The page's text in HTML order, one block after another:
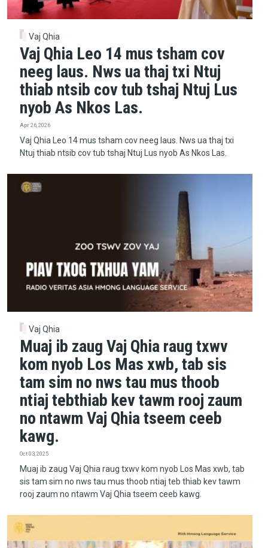
Vaj Qhia
Vaj Qhia Leo 14 mus tsham cov
neeg laus. Nws ua thaj txi Ntuj
thiab ntsib cov tub tshaj Ntuj Lus
nyob As Nkos Las.
Apr 26, 2026
Vaj Qhia Leo 14 mus tsham cov neeg laus. Nws ua thaj txi
Ntuj thiab ntsib cov tub tshaj Ntuj Lus nyob As Nkos Las.
Vaj Qhia
Muaj ib zaug Vaj Qhia raug txwv
kom nyob Los Mas xwb, tab sis
tam sim no nws tau mus thoob
ntiaj tebthiab kev tawm rooj zaum
no ntawm Vaj Qhia tseem ceeb
kawg.
Oct 03, 2025
Muaj ib zaug Vaj Qhia raug txwv kom nyob Los Mas xwb, tab
sis tam sim no nws tau mus thoob ntiaj teb thiab kev tawm
rooj zaum no ntawm Vaj Qhia tseem ceeb kawg.